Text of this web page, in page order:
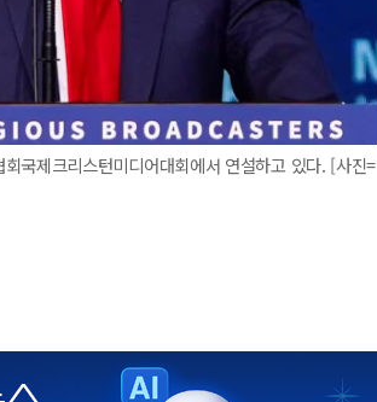
국제크리스턴미디어대회에서 연설하고 있다. [사진=